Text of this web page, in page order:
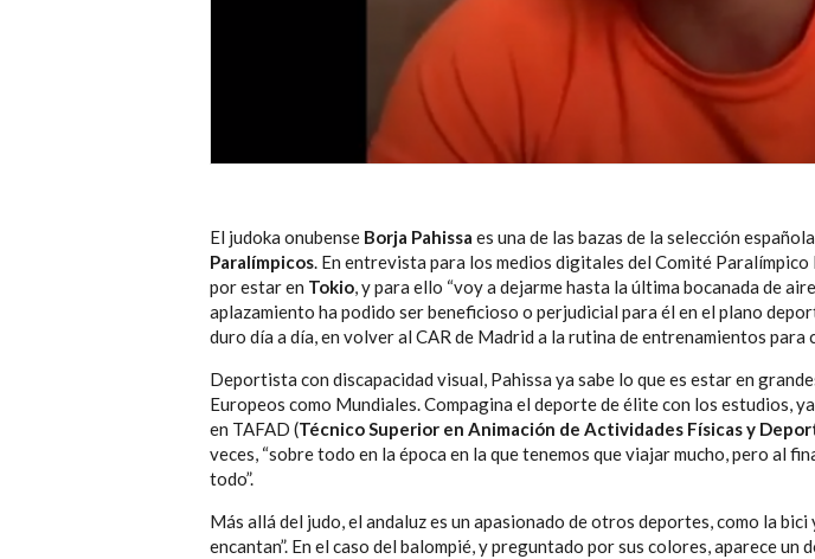
El judoka onubense Borja Pahissa es una de las bazas de la selección
Paralímpicos. En entrevista para los medios digitales del Comité Paralímpico
por estar en Tokio, y para ello “voy a dejarme hasta la última bocanada de aire
aplazamiento ha podido ser beneficioso o perjudicial para él en el plano
duro día a día, en volver al CAR de Madrid a la rutina de entrenamientos para
Deportista con discapacidad visual, Pahissa ya sabe lo que es estar en
Europeos como Mundiales. Compagina el deporte de élite con los estudios,
en TAFAD (Técnico Superior en Animación de Actividades Físicas y
veces, “sobre todo en la época en la que tenemos que viajar mucho, pero al
todo”.
Más allá del judo, el andaluz es un apasionado de otros deportes, como la
encantan”. En el caso del balompié, y preguntado por sus colores, aparece un